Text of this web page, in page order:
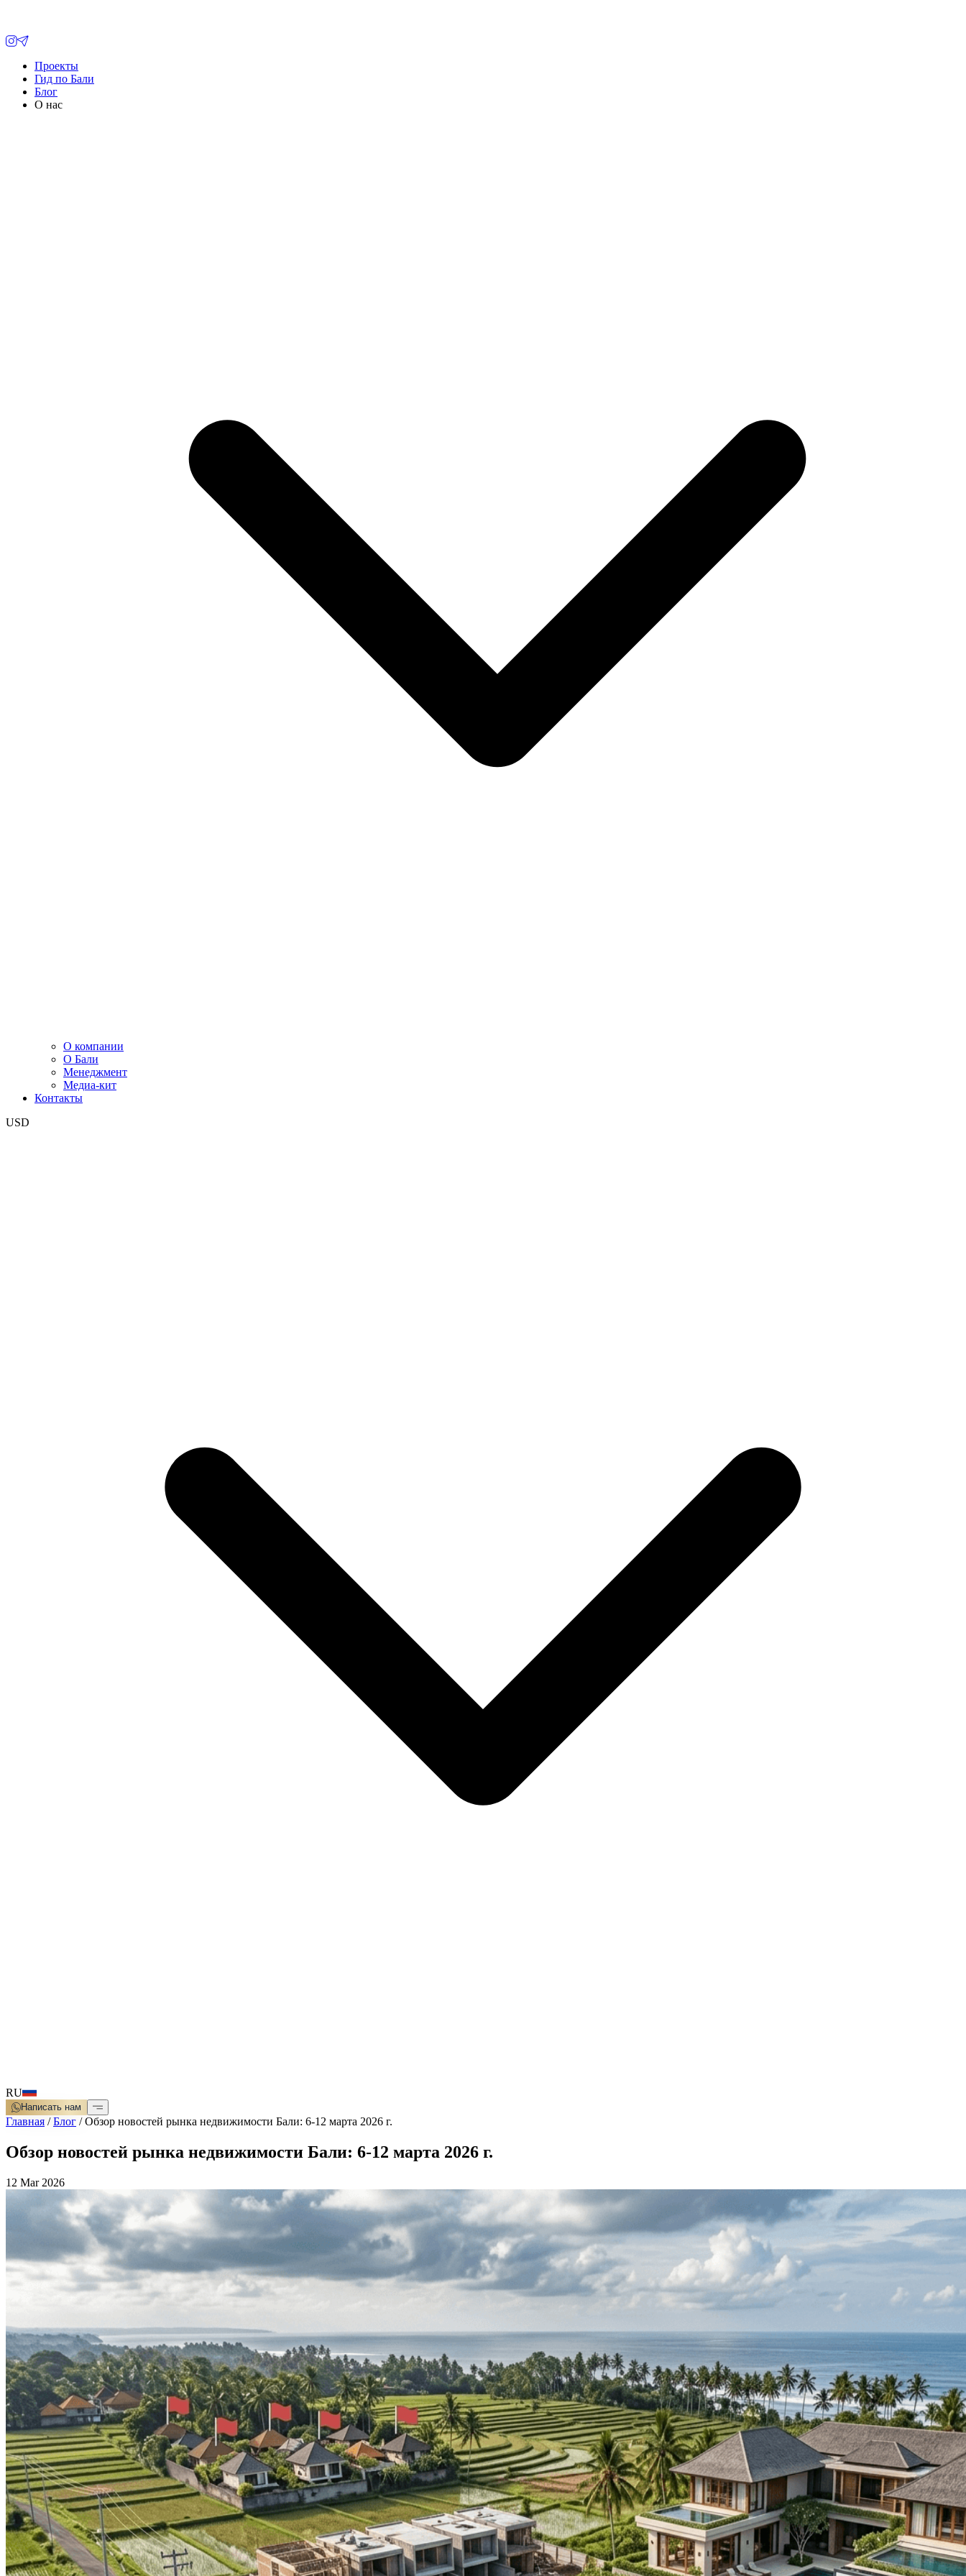
Проекты
Гид по Бали
Блог
О нас
О компании
О Бали
Менеджмент
Медиа-кит
Контакты
USD
RU
Написать нам
Главная /Блог /Обзор новостей рынка недвижимости Бали: 6-12 марта 2026 г.
Обзор новостей рынка недвижимости Бали: 6-12 марта 2026 г.
12 Mar 2026